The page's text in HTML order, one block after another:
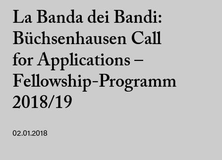
La Banda dei Bandi:
Büchsenhausen Call
for Applications –
Fellowship-Programm
2018/19
02.01.2018